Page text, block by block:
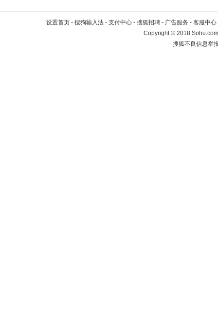
设置首页 - 搜狗输入法 - 支付中心 - 搜狐招聘 - 广告服务 - 客服中心
Copyright©2018
搜狐不良信息举